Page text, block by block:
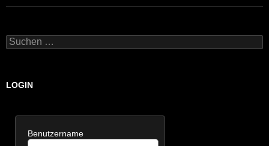
Suchen
nach:
LOGIN
Benutzername